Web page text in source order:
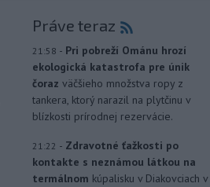
Práve teraz
21:58 - Pri pobreží Ománu hrozí
ekologická katastrofa pre únik
čoraz väčšieho množstva ropy z
tankera, ktorý narazil na plytčinu v
blízkosti prírodnej rezervácie.
21:22 - Zdravotné ťažkosti po
kontakte s neznámou látkou na
termálnom kúpalisku v Diakovciach v